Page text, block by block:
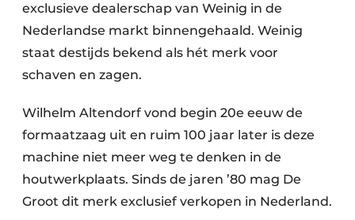
exclusieve dealerschap van Weinig in de
Nederlandse markt binnengehaald. Weinig
staat destijds bekend als hét merk voor
schaven en zagen.
Wilhelm Altendorf vond begin 20e eeuw de
formaatzaag uit en ruim 100 jaar later is deze
machine niet meer weg te denken in de
houtwerkplaats. Sinds de jaren ’80 mag De
Groot dit merk exclusief verkopen in Nederland.